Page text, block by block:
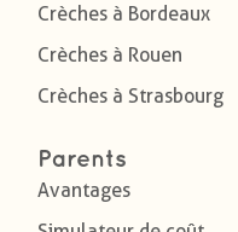
Crèches à Bordeaux
Crèches à Rouen
Crèches à Strasbourg
Parents
Avantages